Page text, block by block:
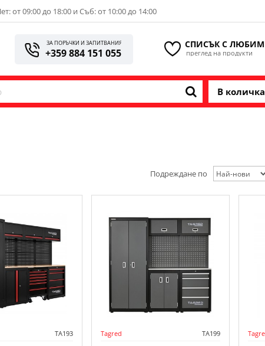
от 09:00 до 18:00 и Съб: от 10:00 до 14:00
СПИСЪК С
преглед на продукти
ЗА ПОРЪЧКИ И ЗАПИТВАНИЯ
+359 884 151 055
В
Подреждане по
TA193 Tagred TA199